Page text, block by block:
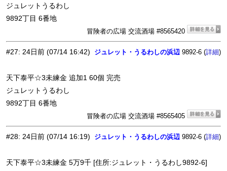
ジュレットうるわし
9892丁目 6番地
冒険者の広場 交流酒場 #8565420
#27: 24日前 (07/14 16:42) ジュレット・うるわしの浜辺 9892-6 (詳細)
天下泰平☆3未練金 追加1 60個 完売
ジュレットうるわし
9892丁目 6番地
冒険者の広場 交流酒場 #8565405
#28: 24日前 (07/14 16:19) ジュレット・うるわしの浜辺 9892-6 (詳細)
天下泰平☆3未練金 5万9千 [住所:ジュレット・うるわし9892-6]